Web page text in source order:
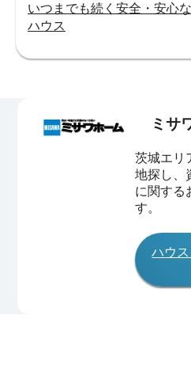
いつまでも続く安全・安心
ハウス
ミサ
茨城エリ
地探し、
に関する
す。
ハウ